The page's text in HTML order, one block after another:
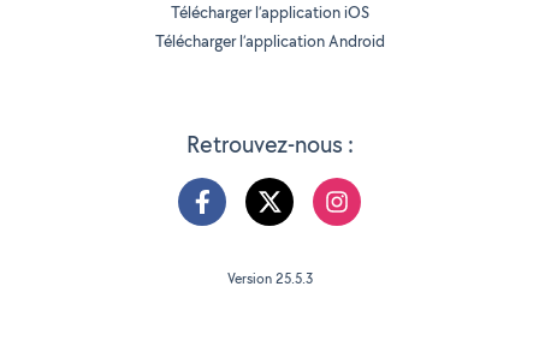
Retrouvez-nous :
Télécharger l’application iOS
Télécharger l’application Android
Version 25.5.3